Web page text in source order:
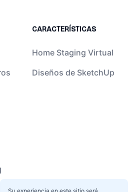
CARACTERÍSTICAS
Home Staging Virtual
Diseños de SketchUp